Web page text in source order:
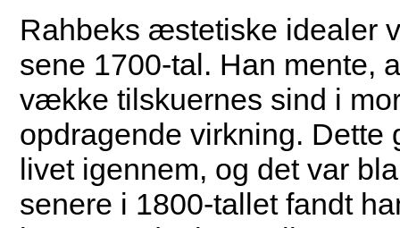
Rahbeks æstetiske idealer
sene 1700-tal. Han mente,
vække tilskuernes sind i
opdragende virkning. Dette
livet igennem, og det var
senere i 1800-tallet fandt